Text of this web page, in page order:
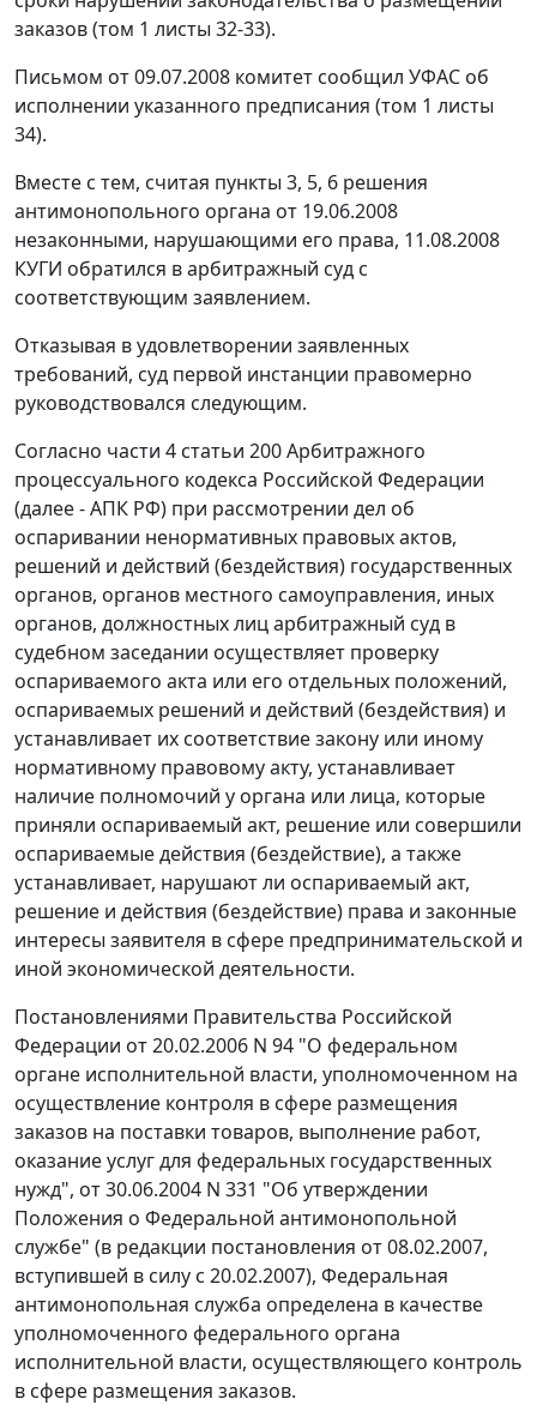
заказов (том 1 листы 32-33).
Письмом от 09.07.2008 комитет сообщил УФАС об
исполнении указанного предписания (том 1 листы
34).
Вместе с тем, считая пункты 3, 5, 6 решения
антимонопольного органа от 19.06.2008
незаконными, нарушающими его права, 11.08.2008
КУГИ обратился в арбитражный суд с
соответствующим заявлением.
Отказывая в удовлетворении заявленных
требований, суд первой инстанции правомерно
руководствовался следующим.
Согласно части 4 статьи 200Арбитражного
процессуального кодекса Российской Федерации
(далее - АПК РФ) при рассмотрении дел об
оспаривании ненормативных правовых актов,
решений и действий (бездействия) государственных
органов, органов местного самоуправления, иных
органов, должностных лиц арбитражный суд в
судебном заседании осуществляет проверку
оспариваемого акта или его отдельных положений,
оспариваемых решений и действий (бездействия) и
устанавливает их соответствие закону или иному
нормативному правовому акту, устанавливает
наличие полномочий у органа или лица, которые
приняли оспариваемый акт, решение или совершили
оспариваемые действия (бездействие), а также
устанавливает, нарушают ли оспариваемый акт,
решение и действия (бездействие) права и законные
интересы заявителя в сфере предпринимательской и
иной экономической деятельности.
Постановлениями Правительства Российской
Федерации от 20.02.2006 N 94 "О федеральном
органе исполнительной власти, уполномоченном на
осуществление контроля в сфере размещения
заказов на поставки товаров, выполнение работ,
оказание услуг для федеральных государственных
нужд", от 30.06.2004 N 331 "Об утверждении
Положения о Федеральной антимонопольной
службе" (в редакции постановления от 08.02.2007,
вступившей в силу с 20.02.2007), Федеральная
антимонопольная служба определена в качестве
уполномоченного федерального органа
исполнительной власти, осуществляющего контроль
в сфере размещения заказов.